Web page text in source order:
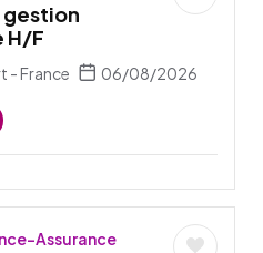
gestion
H/F
- France 06/08/2026
Assurance